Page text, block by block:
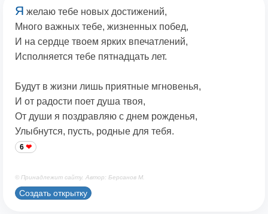
Я желаю тебе новых достижений,
Много важных тебе, жизненных побед,
И на сердце твоем ярких впечатлений,
Исполняется тебе пятнадцать лет.
Будут в жизни лишь приятные мгновенья,
И от радости поет душа твоя,
От души я поздравляю с днем рожденья,
Улыбнутся, пусть, родные для тебя.
6
© Принадлежит сайту. Автор: Берсанов М.
Создать открытку